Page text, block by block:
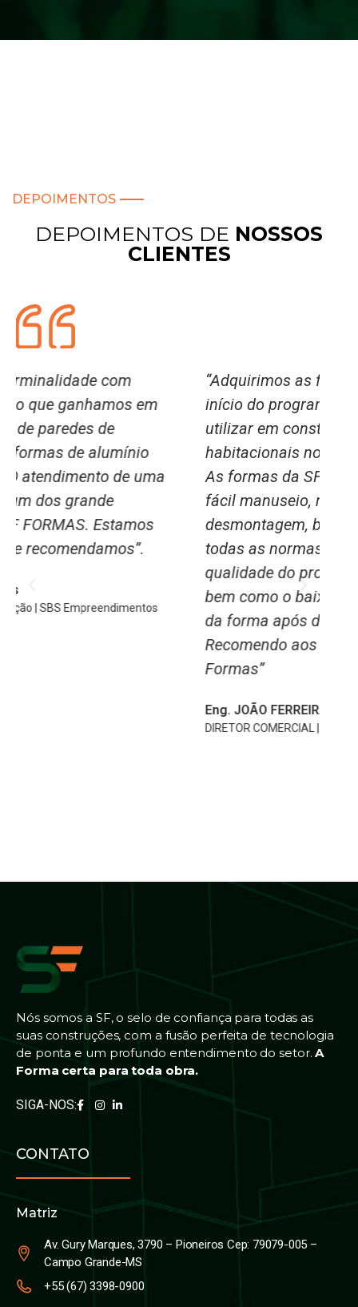
DEPOIMENTOS
DEPOIMENTOS DE NOSSOS
CLIENTES
“Adquirimos as formas SF ainda no
início do programa MCMV, para
utilizar em construção de unidades
habitacionais no estado da Paraíba.
As formas da SF demonstraram ser de
fácil manuseio, montagem e
desmontagem, bem como atendem a
todas as normas de segurança. A
qualidade do produto final é excelente,
bem como o baixo nível de desgaste
da forma após diversos usos.
Recomendo aos parceiros o uso da SF
DIRETOR COMERCIAL | JGA ENGENHARIA LTDA
Nós somos a SF, o selo de confiança para todas as
suas construções, com a fusão perfeita de tecnologia
de ponta e um profundo entendimento do setor.A
Forma certa para toda obra.
SIGA-NOS:
CONTATO
Matriz
Av. Gury Marques, 3790 – Pioneiros Cep: 79079-005 –
Campo Grande-MS
+55 (67) 3398-0900